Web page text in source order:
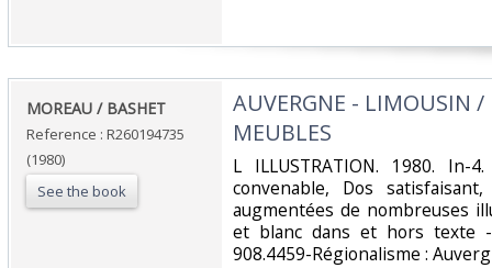
‎MOREAU / BASHET‎
Reference : R260194735
(1980)
See the book
‎AUVERGNE - LIMOUSIN
MEUBLES‎
‎L ILLUSTRATION. 1980. In-
convenable, Dos
augmentées de nombreuses
et blanc dans et hors texte
908.4459-Régionalisme :